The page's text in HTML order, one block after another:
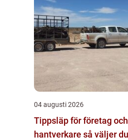
04 augusti 2026
Tippsläp för företag och
hantverkare så väljer du